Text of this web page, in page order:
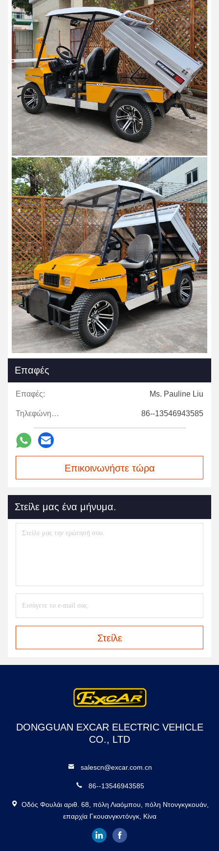
Επαφές
Επαφές: Ms. Pauline Liu
Τηλεφώνημα: 86--13546943585
Επικοινωνήστε τώρα
Στείλε μας ένα μήνυμα.
Στείλε
DONGGUAN EXCAR ELECTRIC VEHICLE
CO., LTD
salescn@excar.com.cn
86--13546943585
Οδός Φουλάι αριθ. 68, πόλη Λιαόμπου, πόλη Ντονγκγκουάν,
επαρχία Γκουανγκντόνγκ, Κίνα